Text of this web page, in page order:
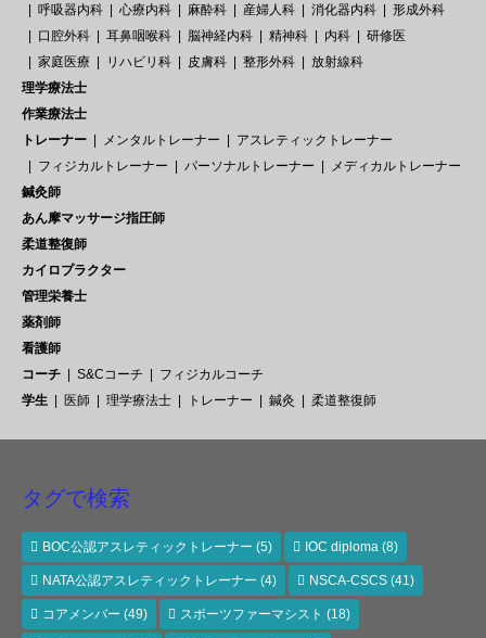
呼吸器内科
心療内科 麻酔科 産婦人科 消化器内科
形成外科
口腔外科
耳鼻咽喉科 脳神経内科 精神科 内科
研修医
家庭医療
リハビリ科 皮膚科 整形外科
放射線科
理学療法士
作業療法士
トレーナー
メンタルトレーナー
アスレティックトレーナー
フィジカルトレーナー
パーソナルトレーナー
メディカルトレーナー
鍼灸師
あん摩マッサージ指圧師
柔道整復師
カイロプラクター
管理栄養士
薬剤師
看護師
コーチ
S&Cコーチ
フィジカルコーチ
学生
医師 理学療法士 トレーナー 鍼灸 柔道整復師
タグで検索
BOC公認アスレティックトレーナー (5) IOC diploma (8)
NATA公認アスレティックトレーナー (4) NSCA-CSCS (41)
コアメンバー (49) スポーツファーマシスト (18)